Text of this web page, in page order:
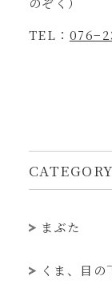
TEL：
CATEGORY
まぶた
くま、目